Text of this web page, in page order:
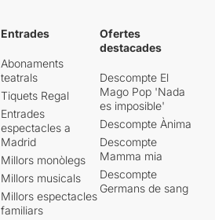
Entrades
Abonaments
teatrals
Tiquets Regal
Entrades
espectacles a
Madrid
Millors monòlegs
Millors musicals
Millors espectacles
familiars
Ofertes
destacades
Descompte El
Mago Pop 'Nada
es imposible'
Descompte Ànima
Descompte
Mamma mia
Descompte
Germans de sang